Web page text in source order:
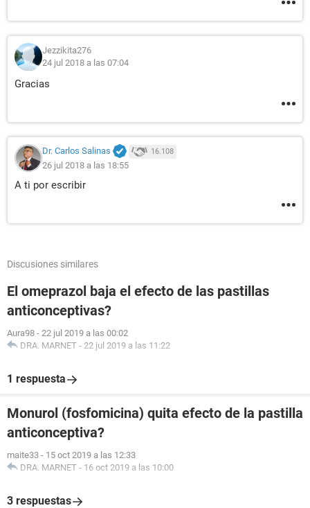
Jezzikita276
24 jul 2018 a las 07:04
Gracias
Dr. Carlos Salinas 16.108
26 jul 2018 a las 18:55
A ti por escribir
Discusiones similares
El omeprazol baja el efecto de las pastillas
anticonceptivas?
Aura98 - 22 jul 2019 a las 00:02
DRA. MARNET - 22 jul 2019 a las 11:22
1 respuesta
Monurol (fosfomicina) quita efecto de la pastilla
anticonceptiva?
maite33 - 15 oct 2019 a las 12:33
DRA. MARNET - 16 oct 2019 a las 10:00
3 respuestas